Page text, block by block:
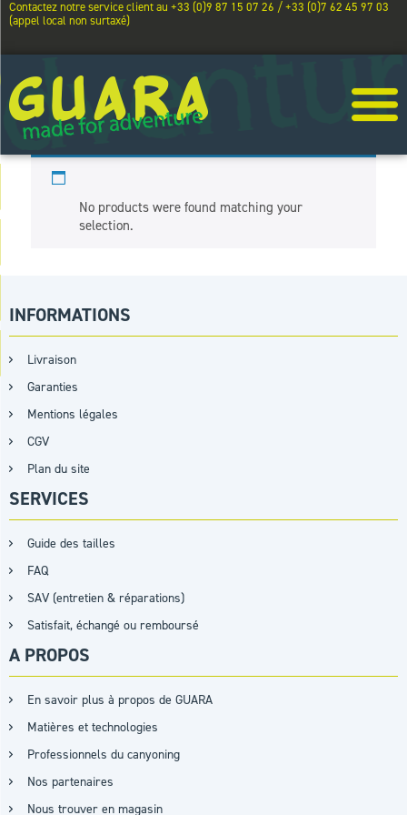
Contactez notre service client au +33 (0)9 87 15 07 26 / +33 (0)7 62 45 97 03
(appel local non surtaxé)
DANA 9
No products were found matching your
selection.
INFORMATIONS
Livraison
Garanties
Mentions légales
CGV
Plan du site
SERVICES
Guide des tailles
FAQ
SAV (entretien & réparations)
Satisfait, échangé ou remboursé
A PROPOS
En savoir plus à propos de GUARA
Matières et technologies
Professionnels du canyoning
Nos partenaires
Nous trouver en magasin